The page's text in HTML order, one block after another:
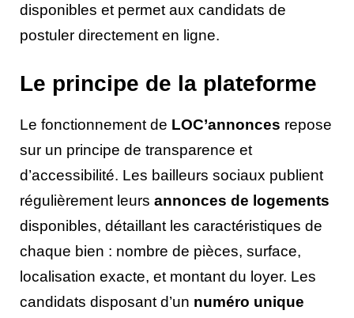
disponibles et permet aux candidats de
postuler directement en ligne.
Le principe de la plateforme
Le fonctionnement de LOC’annonces repose
sur un principe de transparence et
d’accessibilité. Les bailleurs sociaux publient
régulièrement leurs annonces de logements
disponibles, détaillant les caractéristiques de
chaque bien : nombre de pièces, surface,
localisation exacte, et montant du loyer. Les
candidats disposant d’un numéro unique